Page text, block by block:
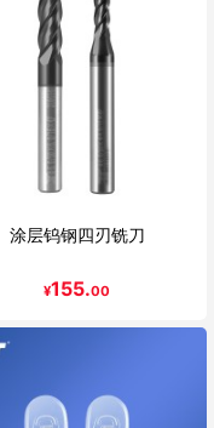
涂层钨钢四刃铣刀
¥155.00